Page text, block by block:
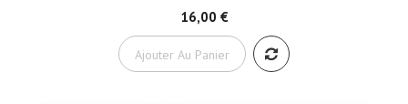
16,00 €
Ajouter Au Panier